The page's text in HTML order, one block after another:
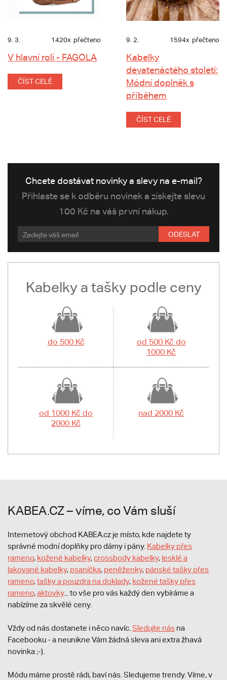
9. 3. 1420x přečteno
V hlavní roli - FAGOLA
ČÍST CELÉ
9. 2. 1594x přečteno
Kabelky
devatenáctého století:
Módní doplněk s
příběhem
ČÍST CELÉ
Chcete dostávat novinky a slevy na e-mail?
Přihlaste se k odběru novinek a získejte slevu
100 Kč na váš první nákup.
ODESLAT
Kabelky a tašky podle ceny
do 500 Kč
od 500 Kč do
1000 Kč
od 1000 Kč do
2000 Kč
nad 2000 Kč
KABEA.CZ – víme, co Vám sluší
Internetový obchod KABEA.cz je místo, kde najdete ty
správné modní doplňky pro dámy i pány. Kabelky přes
rameno, kožené kabelky,crossbody kabelky, lesklé a
lakované kabelky, psaníčka, peněženky, pánské tašky přes
rameno,tašky a pouzdra na doklady, kožené tašky přes
rameno,aktovky... to vše pro vás každý den vybíráme a
nabízíme za skvělé ceny.
Vždy od nás dostanete i něco navíc. Sledujte nás na
Facebooku - a neunikne Vám žádná sleva ani extra žhavá
novinka ;-).
Módu máme prostě rádi, baví nás. Sledujeme trendy. Víme, v